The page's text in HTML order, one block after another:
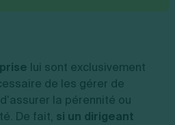
création
lui sont exclusivement
de les gérer de
la pérennité ou
De fait, si un dirigeant